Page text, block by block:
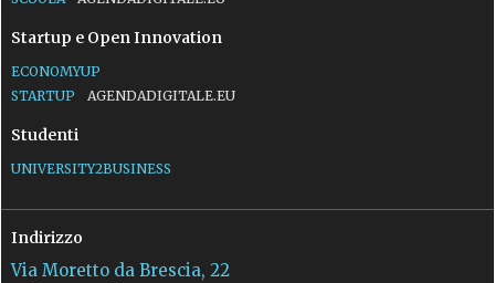
Startup e Open Innovation
ECONOMYUP
STARTUP
AGENDADIGITALE.EU
Studenti
UNIVERSITY2BUSINESS
Indirizzo
Via Moretto da Brescia, 22